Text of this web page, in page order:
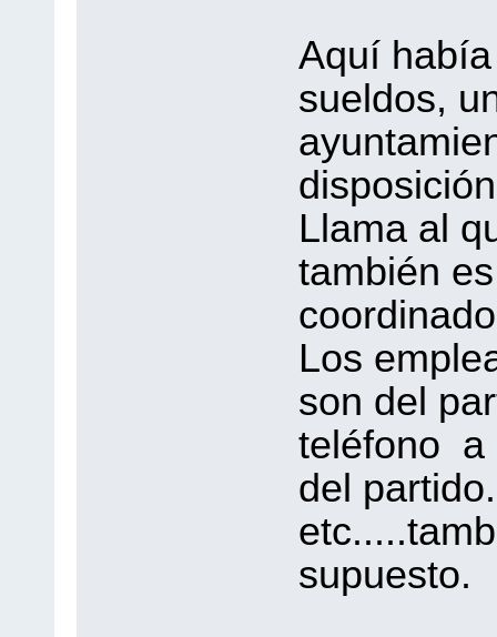
Aquí
sueldos,
Llama al
también
Los
son del
teléfono a
del
supuesto.